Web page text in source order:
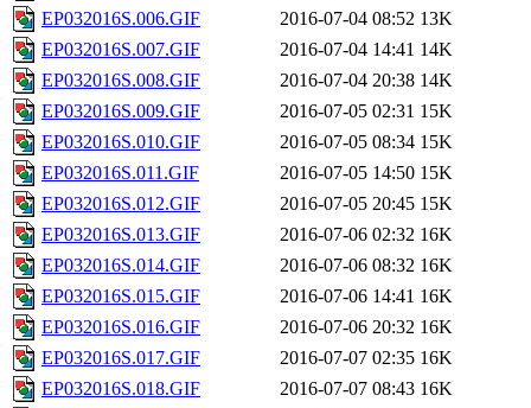
EP032016S.006.GIF
2016-07-04 08:52 13K
EP032016S.007.GIF
2016-07-04 14:41 14K
EP032016S.008.GIF
2016-07-04 20:38 14K
EP032016S.009.GIF
2016-07-05 02:31 15K
EP032016S.010.GIF
2016-07-05 08:34 15K
EP032016S.011.GIF
2016-07-05 14:50 15K
EP032016S.012.GIF
2016-07-05 20:45 15K
EP032016S.013.GIF
2016-07-06 02:32 16K
EP032016S.014.GIF
2016-07-06 08:32 16K
EP032016S.015.GIF
2016-07-06 14:41 16K
EP032016S.016.GIF
2016-07-06 20:32 16K
EP032016S.017.GIF
2016-07-07 02:35 16K
EP032016S.018.GIF
2016-07-07 08:43 16K